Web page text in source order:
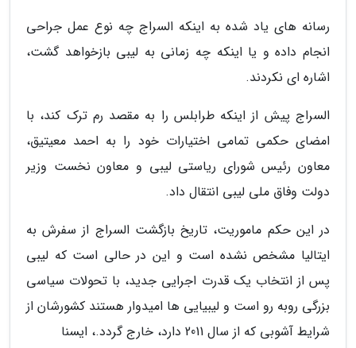
رسانه های یاد شده به اینکه السراج چه نوع عمل جراحی
انجام داده و یا اینکه چه زمانی به لیبی بازخواهد گشت،
اشاره ای نکردند.
السراج پیش از اینکه طرابلس را به مقصد رم ترک کند، با
امضای حکمی تمامی اختیارات خود را به احمد معیتیق،
معاون رئیس شورای ریاستی لیبی و معاون نخست وزیر
دولت وفاق ملی لیبی انتقال داد.
در این حکم ماموریت، تاریخ بازگشت السراج از سفرش به
ایتالیا مشخص نشده است و این در حالی است که لیبی
پس از انتخاب یک قدرت اجرایی جدید، با تحولات سیاسی
بزرگی روبه رو است و لیبیایی ها امیدوار هستند کشورشان از
شرایط آشوبی که از سال 2011 دارد، خارج گردد.، ایسنا